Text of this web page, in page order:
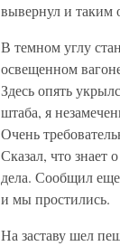
вывернул и таким
В темном углу
освещенном
Здесь опять
штаба, я
Очень
Сказал, что знает
дела. Сообщил
и мы простились.
На заставу шел